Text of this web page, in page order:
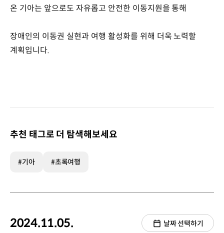
온 기아는 앞으로도 자유롭고 안전한 이동지원을 통해
장애인의 이동권 실현과 여행 활성화를 위해 더욱 노력할
계획입니다.
추천 태그로 더 탐색해보세요
#기아 #초록여행
2024.11.05. 날짜 선택하기